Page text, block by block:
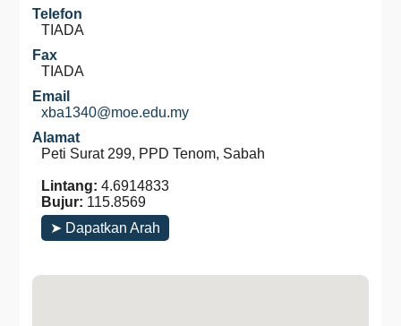
Telefon
TIADA
Fax
TIADA
Email
xba1340@moe.edu.my
Alamat
Peti Surat 299, PPD Tenom, Sabah
Lintang: 4.6914833
Bujur: 115.8569
➤ Dapatkan Arah